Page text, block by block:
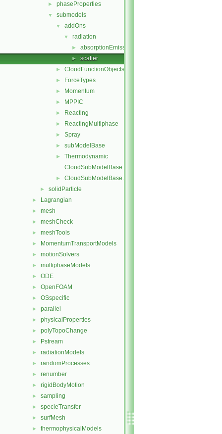
► phaseProperties
▼ submodels
▼ addOns
▼ radiation
► absorptionEmission
► scatter
► CloudFunctionObjects
► ForceTypes
► Momentum
► MPPIC
► Reacting
► ReactingMultiphase
► Spray
► subModelBase
►
Thermodynamic
CloudSubModelBase.C
► CloudSubModelBase.H
► solidParticle
► Lagrangian
► mesh
► meshCheck
► meshTools
► MomentumTransportModels
► motionSolvers
► multiphaseModels
► ODE
► OpenFOAM
► OSspecific
► parallel
► physicalProperties
► polyTopoChange
► Pstream
► radiationModels
► randomProcesses
► renumber
► rigidBodyMotion
► sampling
► specieTransfer
► surfMesh
► thermophysicalModels